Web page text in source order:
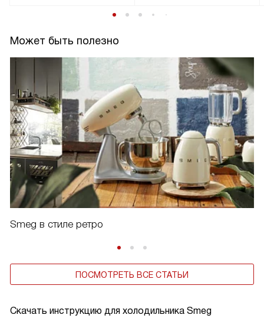
Скачать инструкцию для холодильника Smeg
Может быть полезно
Smeg в стиле ретро
ПОСМОТРЕТЬ ВСЕ СТАТЬИ